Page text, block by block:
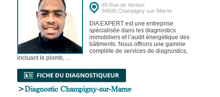
89 Rue de Verdun
94500 Champigny-sur-Marne
DIA EXPERT est une entreprise
spécialisée dans les diagnostics
immobiliers et l’audit énergétique des
bâtiments. Nous offrons une gamme
complète de services de diagnostics,
incluant le plomb, ...
>Diagnostic Champigny-sur-Marne